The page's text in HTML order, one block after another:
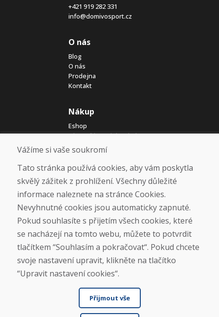
+421 919 282 331
info@domivosport.cz
O nás
Blog
O nás
Prodejna
Kontakt
Nákup
Eshop
Jak posíláme elektrokola
Obchodní podmínky
Doprava
Platba
Vrácení a výměna zboží
Ochrana osobních údajů
Cookies
Sociální sítě
Vážíme si vaše soukromí
Tato stránka používá cookies, aby vám poskytla
skvělý zážitek z prohlížení. Všechny důležité
informace naleznete na stránce Cookies.
Nevyhnutné cookies jsou automaticky zapnuté.
Pokud souhlasíte s přijetím všech cookies, které
se nacházejí na tomto webu, můžete to potvrdit
tlačítkem “Souhlasím a pokračovat“. Pokud chcete
svoje nastavení upravit, klikněte na tlačítko
“Upravit nastavení cookies“.
Přijmout vše